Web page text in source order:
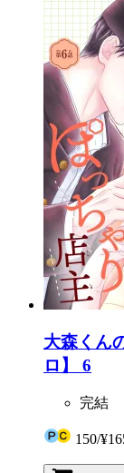
大森くん
ロ】 6
完結
150/